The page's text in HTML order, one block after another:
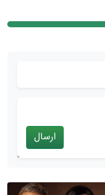
ارسال